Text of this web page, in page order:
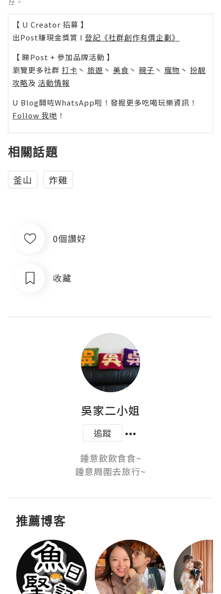
【 U Creator 招募 】
出Post賺現金獎賞 l 登記《社群創作有價企劃》
【 睇Post + 參加品牌活動 】
瀏覽更多社群 打卡 丶 旅遊 丶 美食 丶 親子 丶 寵物 丶 扮靚
攻略及 活動情報
U Blog開咗WhatsApp啦！發掘更多吃喝玩樂資訊！
Follow 我哋 ！
相關話題
釜山 炸雞
0個讚好
收藏
吳家二小姐
追蹤
鍾意飲飲食食~
鍾意周圍去旅行~
推薦博客